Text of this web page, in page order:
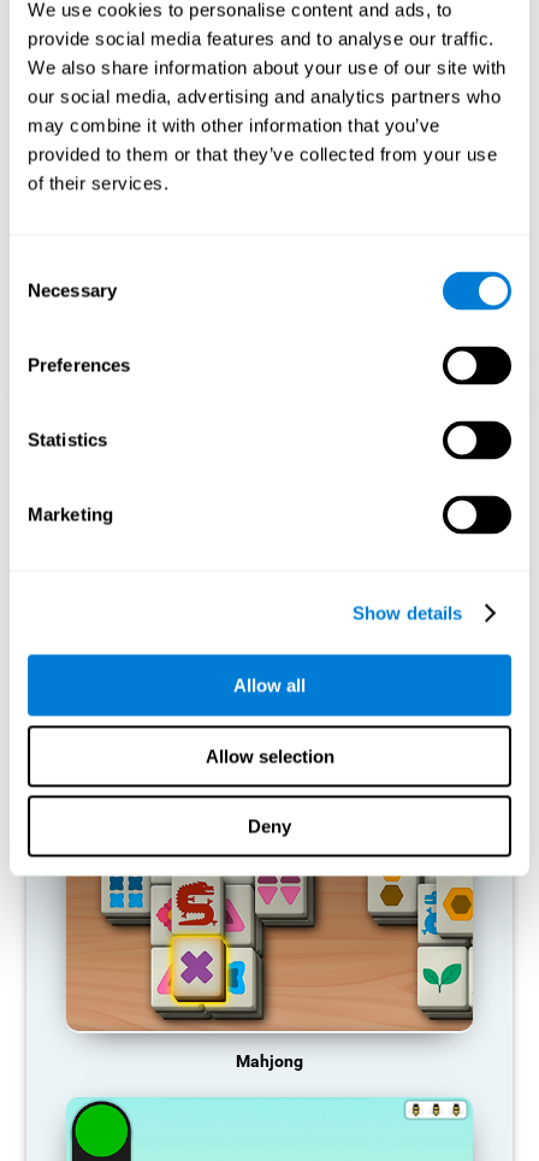
We use cookies to personalise content and ads, to
provide social media features and to analyse our traffic.
We also share information about your use of our site with
our social media, advertising and analytics partners who
may combine it with other information that you’ve
provided to them or that they’ve collected from your use
of their services.
Selection
Necessary
Preferences
Statistics
Marketing
Show details
Allow all
Allow selection
Deny
reorganizarse y a recuperar las funciones cognitivas debilitadas
o dañadas.
El juego mental Puzle 3D Artístico busca estimular las habilidades
relacionadas con la percepción visual y espacial. La estimulación
constante de nuestras habilidades puede ayudar a mejorar las
funciones cognitivas y crear nuevas sinapsis.
1ª SEMANA
Proyección gráfica orientativa de las redes neuronales después
¿Qué pasa cuando no entreno mis
no proporciona recursos para ese patrón de activación neuronal,
cognitiva, nos volvemos menos eficientes en nuestras
Mahjong